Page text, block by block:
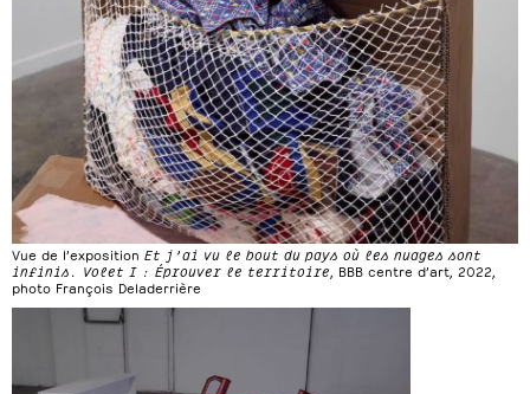
Vue de l’exposition Et j’ai vu le bout du pays où les nuages sont
infinis. Volet I : Éprouver le territoire, BBB centre d’art, 2022,
photo François Deladerrière